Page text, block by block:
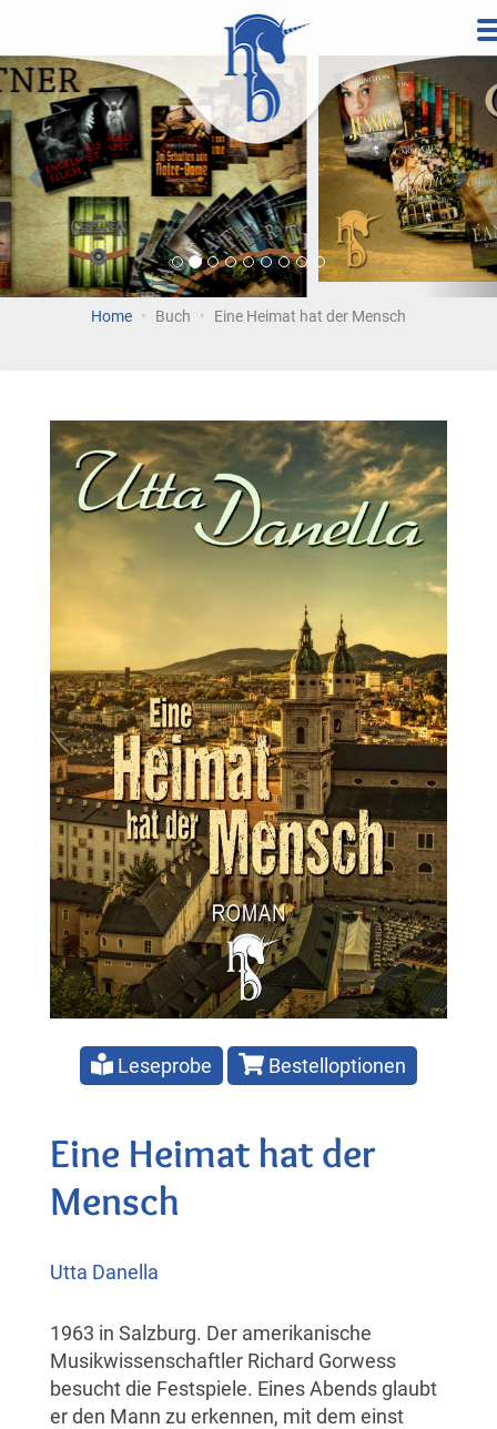
InhaltVorherige
Home Buch Eine Heimat hat der Mensch
Leseprobe Bestelloptionen
Eine Heimat hat der
Mensch
Utta Danella
1963 in Salzburg. Der amerikanische
Musikwissenschaftler Richard Gorwess
besucht die Festspiele. Eines Abends glaubt
er den Mann zu erkennen, mit dem einst